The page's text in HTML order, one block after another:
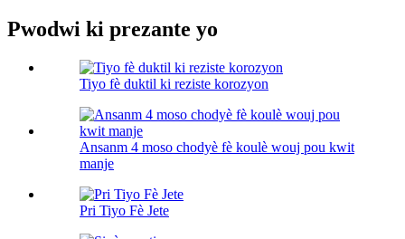
Pwodwi ki prezante yo
Tiyo fè duktil ki reziste korozyon
Ansanm 4 moso chodyè fè koulè wouj pou kwit
manje
Pri Tiyo Fè Jete